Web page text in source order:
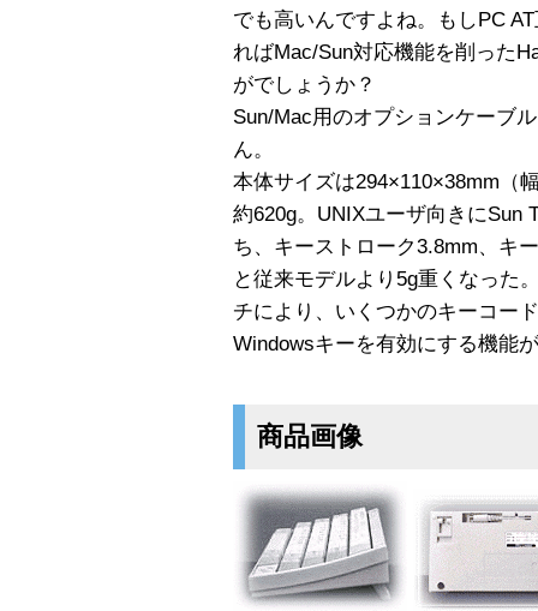
でも高いんですよね。もしPC
ればMac/Sun対応機能を削った
がでしょうか？
Sun/Mac用のオプションケーブ
ん。
本体サイズは294×110×38mm（
約620g。UNIXユーザ向きにSun
ち、キーストローク3.8mm、キ
と従来モデルより5g重くなった
チにより、いくつかのキーコー
Windowsキーを有効にする機能
商品画像